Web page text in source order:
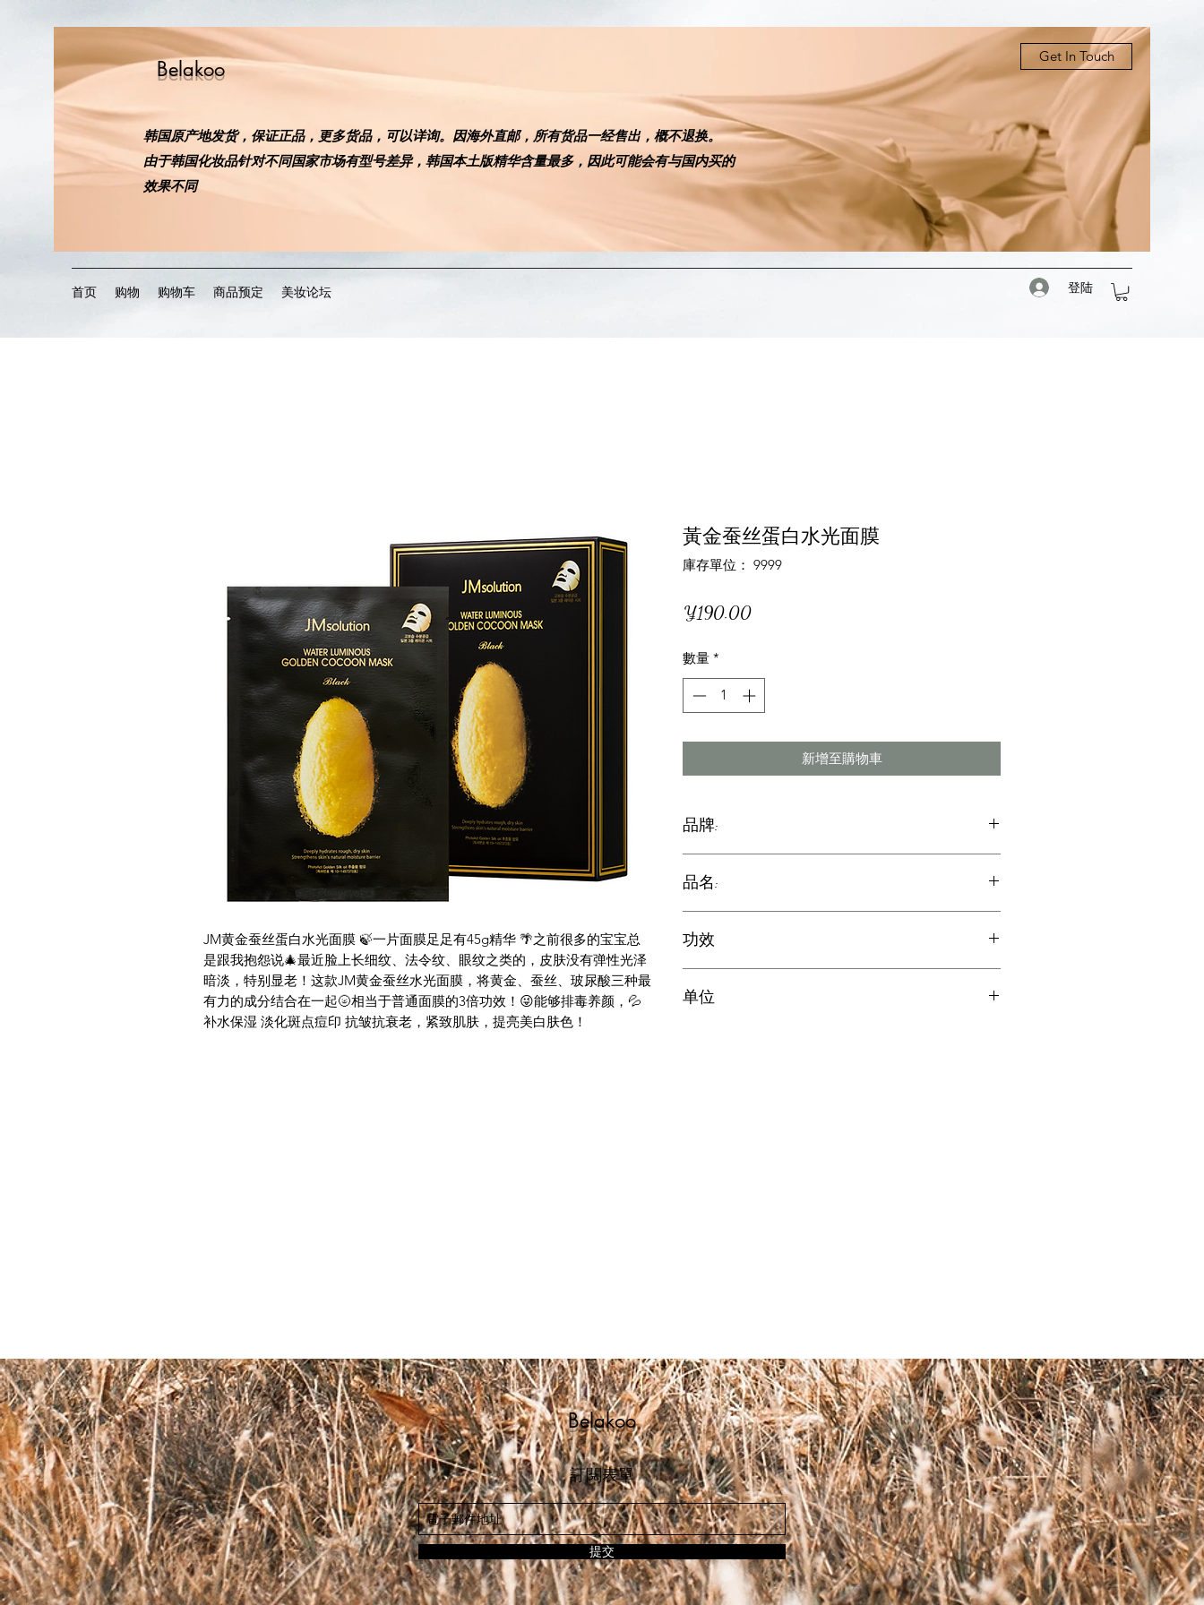
Belakoo
韩国原产地发货，保证正品，更多货品，可以详询。因海外直邮，所有货品一经售出，概不退换。
​由于韩国化妆品针对不同国家市场有型号差异，韩国本土版精华含量最多，因此可能会有与国内买的
效果不同
Get In Touch
首页 购物 购物车 商品预定 美妆论坛 登陆
JM黄金蚕丝蛋白水光面膜 🍃一片面膜足足有45g精华 🌴之前很多的宝宝总
是跟我抱怨说🎄最近脸上长细纹、法令纹、眼纹之类的，皮肤没有弹性光泽
暗淡，特别显老！这款JM黄金蚕丝水光面膜，将黄金、蚕丝、玻尿酸三种最
有力的成分结合在一起🌝相当于普通面膜的3倍功效！😜能够排毒养颜，💦
补水保湿 淡化斑点痘印 抗皱抗衰老，紧致肌肤，提亮美白肤色！
黃金蚕丝蛋白水光面膜
庫存單位： 9999
¥190.00價
數量 *
新增至購物車
品牌:
品名:
功效
美白肤色！
单位
Belakoo
訂閱表單
提交